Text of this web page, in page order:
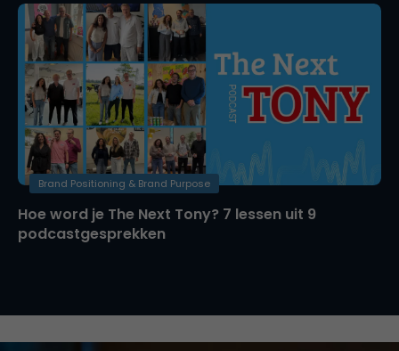
Brand Positioning & Brand Purpose
Hoe word je The Next Tony? 7 lessen uit 9
podcastgesprekken